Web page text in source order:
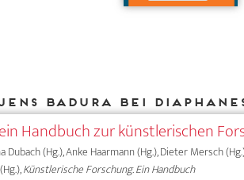
Badura bei
Handbuch zur künstlerischen
Dubach (Hg.), Anke Haarmann (Hg.), Dieter Mersch
Künstlerische Forschung. Ein Handbuch